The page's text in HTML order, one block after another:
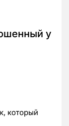
у
который